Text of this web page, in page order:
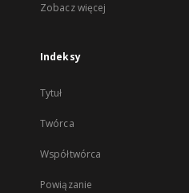
Zobacz więcej
Indeksy
Tytuł
Twórca
Współtwórca
Powiązanie